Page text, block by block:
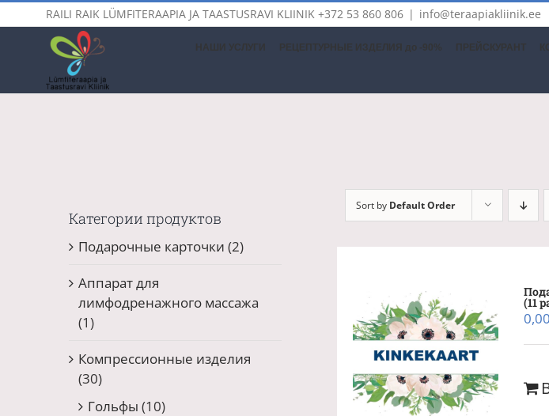
to
RAILI RAIK LÜMFITERAAPIA JA TAASTUSRAVI KLIINIK+372 53 860 806 | info@teraapiakliinik.ee
НАШИ УСЛУГИ РЕЦЕПТУРНЫЕ ИЗДЕЛИЯ до -90% ПРЕЙСКУРАНТ
Sort by Default Order
(11
Категории продуктов
Подарочные карточки (2)
Аппарат для
лимфодренажного массажа
(1)
Компрессионные изделия
(30)
Гольфы (10)